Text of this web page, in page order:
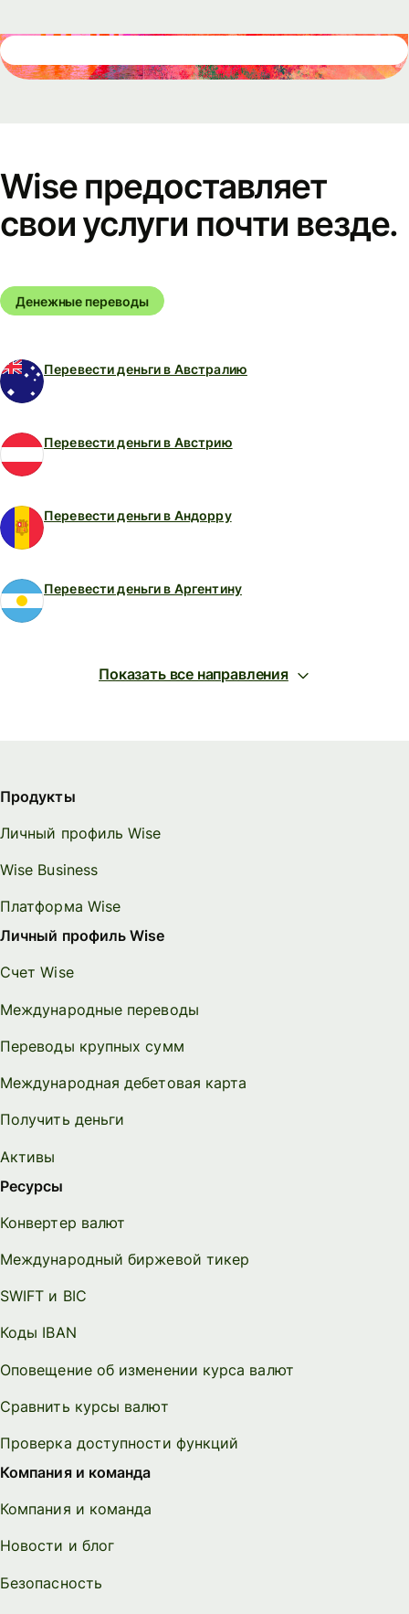
Wise предоставляет
свои услуги почти везде.
Денежные переводы
Перевести деньги в Австралию
Перевести деньги в Австрию
Перевести деньги в Андорру
Перевести деньги в Аргентину
Показать все направления
Продукты
Личный профиль Wise
Wise Business
Платформа Wise
Личный профиль Wise
Счет Wise
Международные переводы
Переводы крупных сумм
Международная дебетовая карта
Получить деньги
Активы
Ресурсы
Конвертер валют
Международный биржевой тикер
SWIFT и BIC
Коды IBAN
Оповещение об изменении курса валют
Сравнить курсы валют
Проверка доступности функций
Компания и команда
Компания и команда
Новости и блог
Безопасность